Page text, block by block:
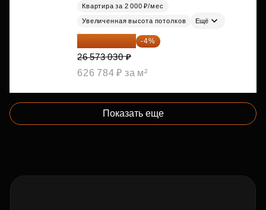
Квартира за 2 000 ₽/мес
Увеличенная высота потолков Ещё
25 510 109 ₽ -4%
26 573 030 ₽
626 784 ₽ за м²
Показать еще